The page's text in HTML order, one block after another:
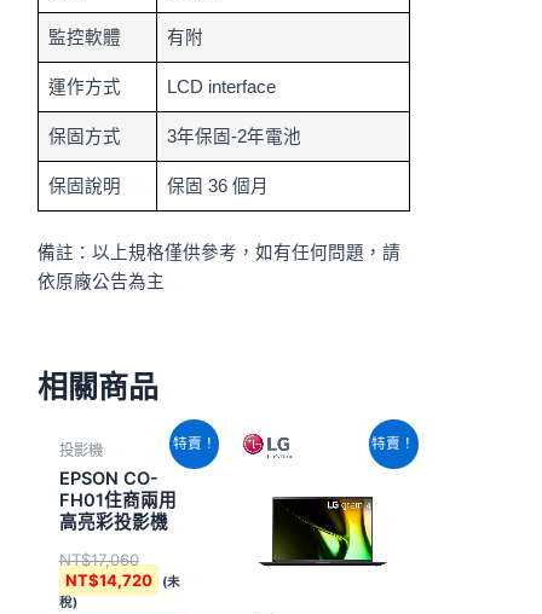
監控軟體 有附
運作方式 LCD interface
保固方式 3年保固-2年電池
保固說明 保固 36 個月
備註：以上規格僅供參考，如有任何問題，請
依原廠公告為主
相關商品
特賣！
投影機
EPSON CO-
FH01住商兩用
高亮彩投影機
NT$17,060
價
格：
NT$17,060。
NT$14,720
目
前
價
格：
NT$14,720。
(未
稅)
特賣！
格：
NT$47,520。
目
前
格：
NT$45,340。